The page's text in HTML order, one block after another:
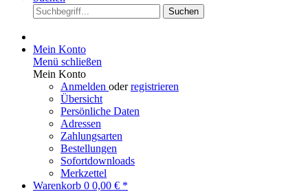
Suchen
Mein Konto
Menü schließen
Mein Konto
Anmelden oderregistrieren
Übersicht
Persönliche Daten
Adressen
Zahlungsarten
Bestellungen
Sofortdownloads
Merkzettel
Warenkorb 0 0,00 € *